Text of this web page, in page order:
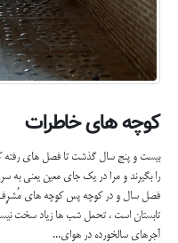
کوچه های خاطرات
بیست و پنج سال گذشت تا فصل های رفته
را بگیرند و مرا در یک جای معین یعنی به
فصل سال و در کوچه پس کوچه های مُشرِف
تابستان است ، تحمل شب ها زیاد سخت
آجرهای سالخورده در هوای...